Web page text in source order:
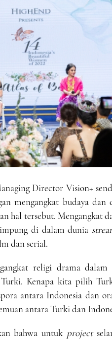
Director Vision+
mengangkat budaya dan
hal tersebut. Mengangkat
di dalam dunia
dan serial.
religi drama dalam
Kenapa kita pilih
antara Indonesia dan
antara Turki dan
bahwa untuk project